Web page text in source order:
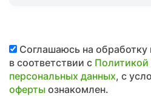
Соглашаюсь на
в соответствии с
персональных данных, с
офертыознакомлен.